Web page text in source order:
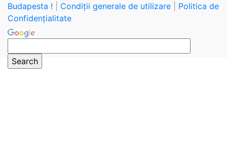
Budapesta !
Condiții generale de utilizare
Politica de
Confidențialitate